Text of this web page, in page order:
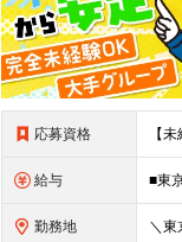
応募資格
給与
勤務地